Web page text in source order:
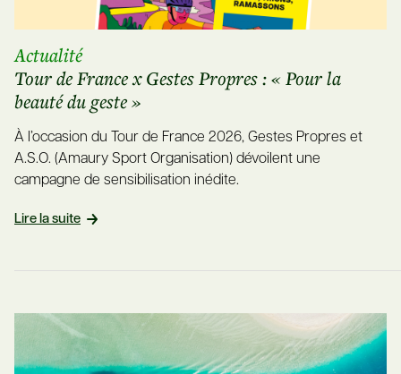
Actualité
Tour de France x Gestes Propres : « Pour la
beauté du geste »
À l’occasion du Tour de France 2026, Gestes Propres et
A.S.O. (Amaury Sport Organisation) dévoilent une
campagne de sensibilisation inédite.
Lire la suite